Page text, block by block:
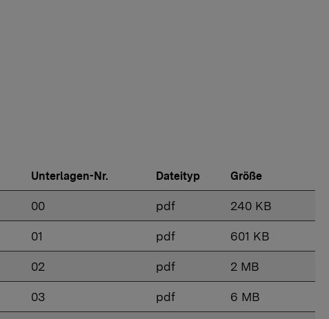
Unterlagen-Nr. Dateityp Größe
00 pdf 240 KB
01 pdf 601 KB
02 pdf 2 MB
03 pdf 6 MB